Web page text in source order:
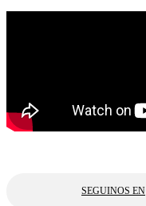
SEGUINOS EN